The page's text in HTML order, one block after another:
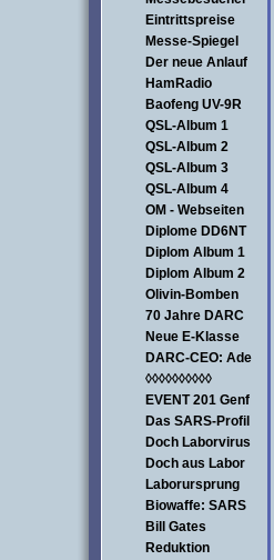
Eintrittspreise
Messe-Spiegel
Der neue Anlauf
HamRadio
Baofeng UV-9R
QSL-Album 1
QSL-Album 2
QSL-Album 3
QSL-Album 4
OM - Webseiten
Diplome DD6NT
Diplom Album 1
Diplom Album 2
Olivin-Bomben
70 Jahre DARC
Neue E-Klasse
DARC-CEO: Ade
◊◊◊◊◊◊◊◊◊◊
EVENT 201 Genf
Das SARS-Profil
Doch Laborvirus
Doch aus Labor
Laborursprung
Biowaffe: SARS
Bill Gates
Reduktion